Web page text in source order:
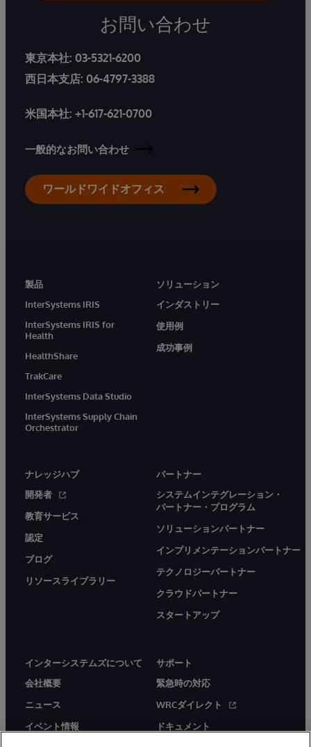
お問い合わせ
東京本社: 03-5321-6200
西日本支店: 06-4797-3388
米国本社: +1-617-621-0700
一般的なお問い合わせ
ワールドワイドオフィス
製品
InterSystems IRIS
InterSystems IRIS for
Health
HealthShare
TrakCare
InterSystems Data Studio
InterSystems Supply Chain
Orchestrator
ソリューション
インダストリー
使用例
成功事例
ナレッジハブ
開発者
教育サービス
認定
ブログ
リソースライブラリー
パートナー
システムインテグレーション・
パートナー・プログラム
ソリューションパートナー
インプリメンテーションパートナー
テクノロジーパートナー
クラウドパートナー
スタートアップ
インターシステムズについて
会社概要
ニュース
イベント情報
サポート
緊急時の対応
WRCダイレクト
ドキュメント